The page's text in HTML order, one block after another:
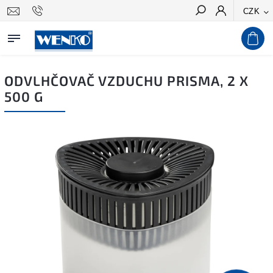
CZK
Hledat
ODVLHČOVAČ VZDUCHU PRISMA, 2 X
500 G